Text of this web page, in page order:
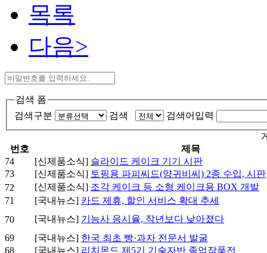
목록
다음>
검색 폼
검색구분
검색 검색어입력
번호
제목
74
[신제품소식] 슬라이드 케이크 기기 시판
73
[신제품소식] 토핑용 파피씨드(양귀비씨) 2종 수입, 시판
72
[신제품소식] 조각 케이크 등 소형 케이크용 BOX 개발
71
[국내뉴스] 카드 제휴, 할인 서비스 확대 추세
70
[국내뉴스] 기능사 응시율, 작년보다 낮아졌다
69
[국내뉴스] 한국 최초 빵·과자 전문서 발굴
68
[국내뉴스] 리치몬드 제5기 기술자반 졸업작품전